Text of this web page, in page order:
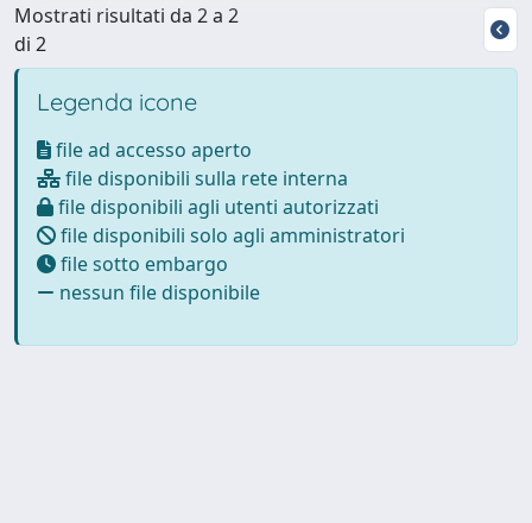
Mostrati risultati da 2 a 2
di 2
Legenda icone
file ad accesso aperto
file disponibili sulla rete interna
file disponibili agli utenti autorizzati
file disponibili solo agli amministratori
file sotto embargo
nessun file disponibile